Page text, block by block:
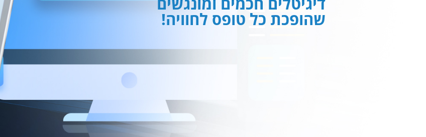
שהופכת כל טופס לחוויה!